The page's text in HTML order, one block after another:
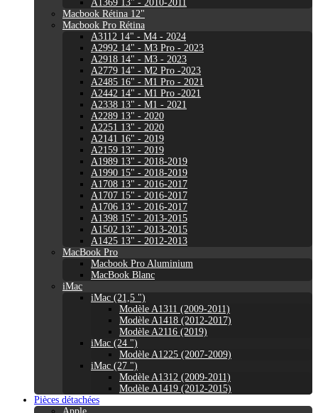
A1369 13" - 2010-2011
Macbook Rétina 12"
Macbook Pro Rétina
A3112 14" - M4 - 2024
A2992 14" - M3 Pro - 2023
A2918 14" - M3 - 2023
A2779 14" - M2 Pro -2023
A2485 16" - M1 Pro - 2021
A2442 14" - M1 Pro -2021
A2338 13" - M1 - 2021
A2289 13" - 2020
A2251 13" - 2020
A2141 16" - 2019
A2159 13" - 2019
A1989 13" - 2018-2019
A1990 15" - 2018-2019
A1708 13" - 2016-2017
A1707 15" - 2016-2017
A1706 13" - 2016-2017
A1398 15" - 2013-2015
A1502 13" - 2013-2015
A1425 13" - 2012-2013
MacBook Pro
Macbook Pro Aluminium
MacBook Blanc
iMac
iMac (21,5 ")
Modèle A1311 (2009-2011)
Modèle A1418 (2012-2017)
Modèle A2116 (2019)
iMac (24 ")
Modèle A1225 (2007-2009)
iMac (27 ")
Modèle A1312 (2009-2011)
Modèle A1419 (2012-2015)
Pièces détachées